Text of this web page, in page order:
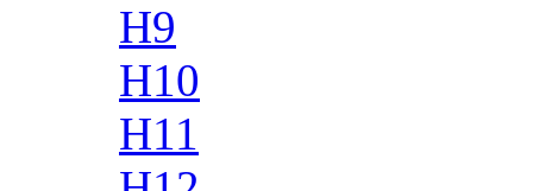
H9
H10
H11